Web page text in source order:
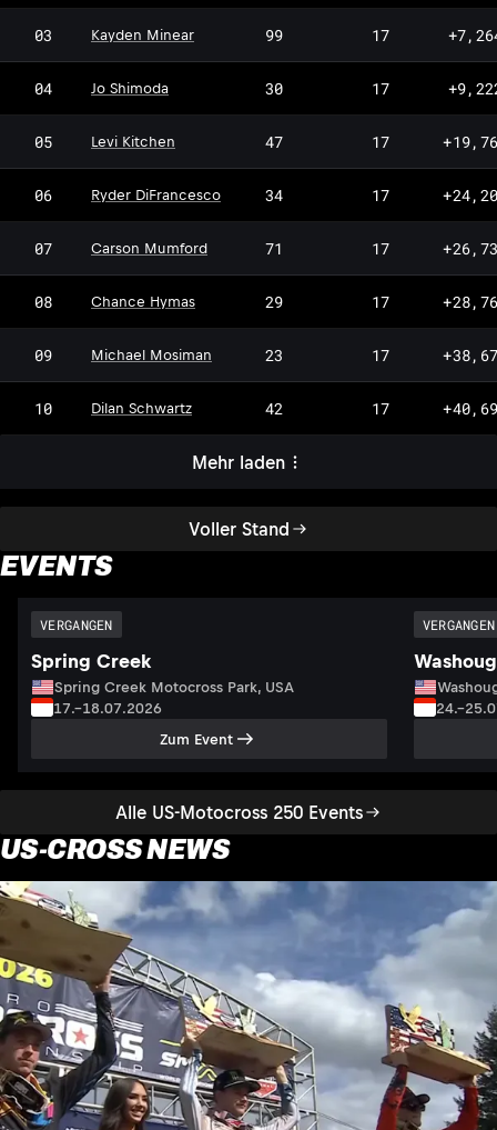
Voller Stand
03 Kayden Minear 99 17
04 Jo Shimoda 30 17
05 Levi Kitchen 47 17
06 Ryder DiFrancesco 34 17
07 Carson Mumford 71 17
08 Chance Hymas 29 17
09 Michael Mosiman 23 17
10 Dilan Schwartz 42 17
Mehr laden
EVENTS
Alle US-Motocross 250 Events
VERGANGEN
Spring Creek
Spring Creek Motocross Park, USA
17.–18.07.2026
Zum Event
VERGANGEN
US-CROSS NEWS